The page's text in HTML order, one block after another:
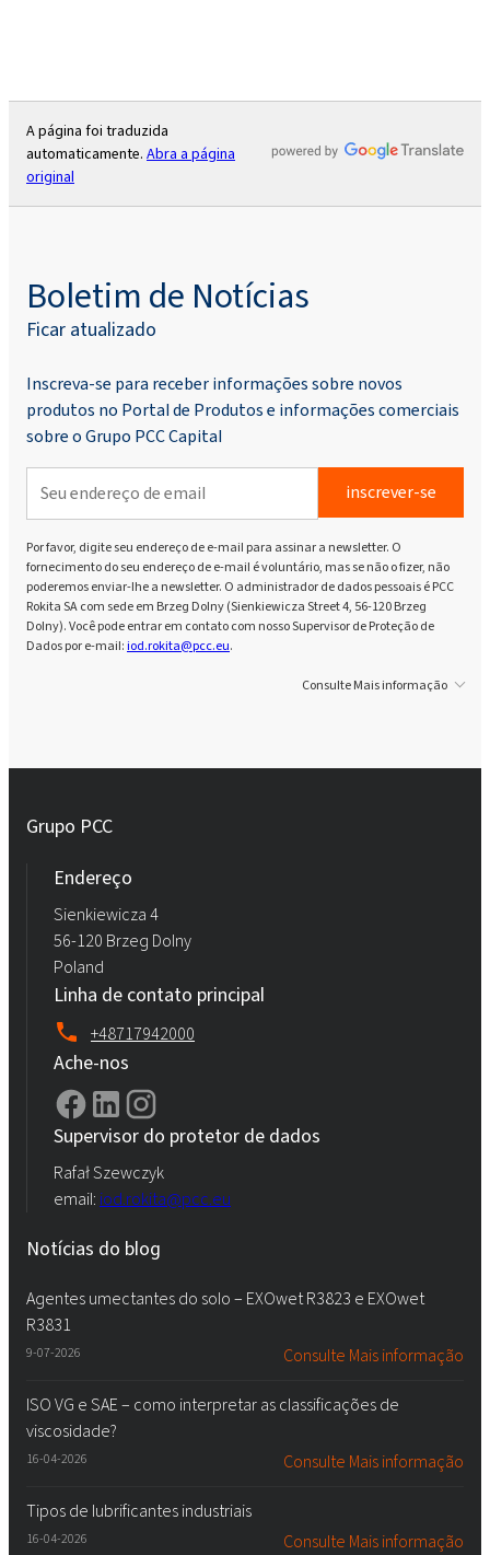
A página foi traduzida
automaticamente. Abra a página
original
Boletim de Notícias
Ficar atualizado
Inscreva-se para receber informações sobre novos
produtos no Portal de Produtos e informações comerciais
sobre o Grupo PCC Capital
inscrever-se
Por favor, digite seu endereço de e-mail para assinar a newsletter. O
fornecimento do seu endereço de e-mail é voluntário, mas se não o fizer, não
poderemos enviar-lhe a newsletter. O administrador de dados pessoais é PCC
Rokita SA com sede em Brzeg Dolny (Sienkiewicza Street 4, 56-120 Brzeg
Dolny). Você pode entrar em contato com nosso Supervisor de Proteção de
Dados por e-mail:iod.rokita@pcc.eu.
Consulte Mais informação
Grupo PCC
Endereço
Sienkiewicza 4
56-120 Brzeg Dolny
Poland
Linha de contato principal
+48717942000
Ache-nos
Supervisor do protetor de dados
Rafał Szewczyk
email: iod.rokita@pcc.eu
Notícias do blog
Agentes umectantes do solo – EXOwet R3823 e EXOwet
R3831
9-07-2026 Consulte Mais informação
ISO VG e SAE – como interpretar as classificações de
viscosidade?
16-04-2026 Consulte Mais informação
Tipos de lubrificantes industriais
16-04-2026 Consulte Mais informação